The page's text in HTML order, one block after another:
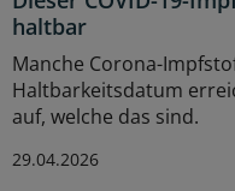
haltbar
Manche Corona-
Haltbarkeitsdatum
auf, welche das sind.
29.04.2026